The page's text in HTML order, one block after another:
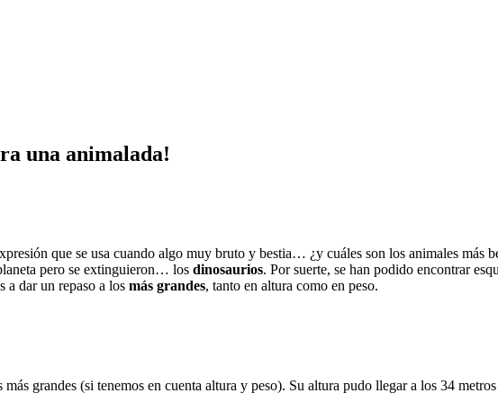
una animalada!
que se usa cuando algo muy bruto y bestia… ¿y cuáles son los animales más
pero se extinguieron… los dinosaurios. Por suerte, se han podido encontrar
a dar un repaso a los más grandes, tanto en altura como en peso.
grandes (si tenemos en cuenta altura y peso). Su altura pudo llegar a los 34